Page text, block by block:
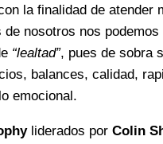
la finalidad de
nosotros nos
“lealtad”, pues de sobra
balances, calidad,
emocional.
liderados porColin